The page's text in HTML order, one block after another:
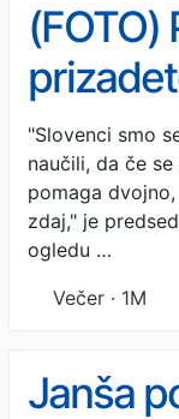
(FOTO)
pomoč
Komendi
"Slovenci smo
naučili, da če
pomaga
zdaj," je
ogledu …
Večer · 1M
Janša